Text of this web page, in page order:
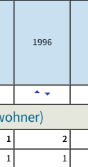
1996
1 2
1 1